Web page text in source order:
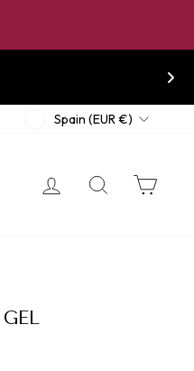
CURRENCY
Spain (EUR €)
LOG INSEARCH